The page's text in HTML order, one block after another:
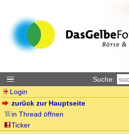
Suche:
Login
zurück zur Hauptseite
in Thread öffnen
Ticker